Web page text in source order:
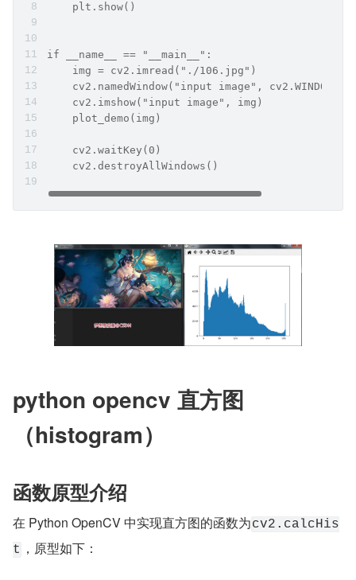
    plt.show()
if __name__ == "__main__":
    img = cv2.imread("./106.jpg")
cv2.namedWindow("input image",
    cv2.imshow("input image", img)
    plot_demo(img)
    cv2.waitKey(0)
    cv2.destroyAllWindows()
python opencv 直方图
（histogram）
函数原型介绍
在 Python OpenCV 中实现直方图的函数为cv2.calcHis
t ，原型如下：